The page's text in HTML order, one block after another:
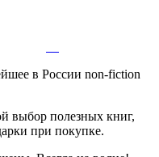
в России non-fiction
выбор полезных книг,
при покупке.